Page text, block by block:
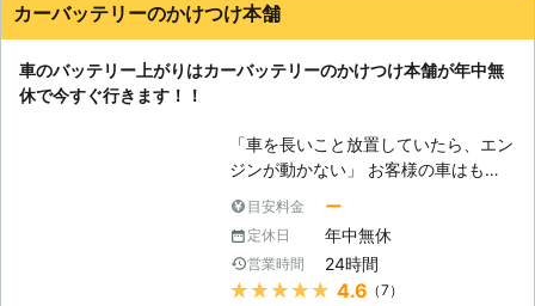
っておりますので、バッテリー上がり
お問い合わせください。
カーバッテリーのかけつけ本舗
車のバッテリー上がりはカーバッテリーのかけつけ本舗が年中無
休で今すぐ行きます！！
「車を長いこと放置していたら、エン
ジンが動かない」 お客様の車はもし
ているかもしれません。車は放ってお
いても自然放電をおこなっているの
で、勝手にバッテリー内の電気は消耗
していきます。そのため、長いこと車
目安料金 ー
定休日 年中無休
営業時間 24時間
★★★★★ 4.6 （7）